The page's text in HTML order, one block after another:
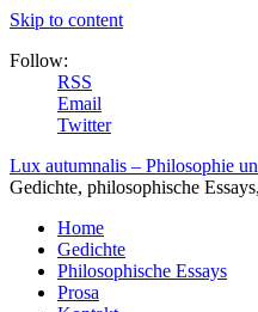
Skip to content
Follow:
RSS
Email
Twitter
Lux autumnalis – Philosophie
Gedichte, philosophische
Home
Gedichte
Philosophische Essays
Prosa